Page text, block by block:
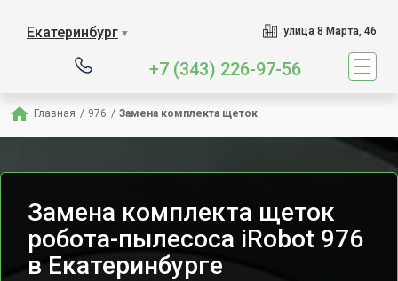
Екатеринбург ▼ улица 8 Марта, 46
+7 (343) 226-97-56
Главная / 976 / Замена комплекта щеток
Замена комплекта щеток
робота-пылесоса iRobot 976
в Екатеринбурге